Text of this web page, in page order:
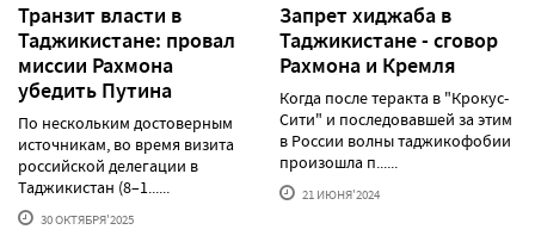
Транзит власти в
Таджикистане: провал
миссии Рахмона
убедить Путина
По нескольким достоверным
источникам, во время визита
российской делегации в
Таджикистан (8–1......
30 ОКТЯБРЯ'2025
Запрет хиджаба в
Таджикистане - сговор
Рахмона и Кремля
Когда после теракта в "Крокус-
Сити" и последовавшей за этим
в России волны таджикофобии
произошла п......
21 ИЮНЯ'2024